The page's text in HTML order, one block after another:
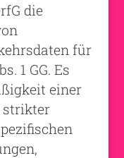
die
für
1 GG. Es
einer
strikter